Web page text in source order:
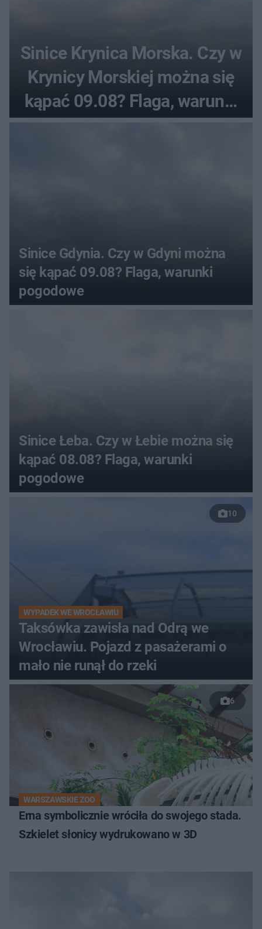
Sinice Krynica Morska. Czy w
Krynicy Morskiej można się
kąpać 09.08? Flaga, warunki
pogodowe
Sinice Gdynia. Czy w Gdyni można
się kąpać 09.08? Flaga, warunki
pogodowe
Sinice Łeba. Czy w Łebie można się
kąpać 08.08? Flaga, warunki
pogodowe
10
WYPADEK WE WROCŁAWIU
Taksówka zawisła nad Odrą we
Wrocławiu. Pojazd z pasażerami o
mało nie runął do rzeki
6
WARSZAWSKIE ZOO
Erna symbolicznie wróciła do swojego stada.
Szkielet słonicy wydrukowano w 3D